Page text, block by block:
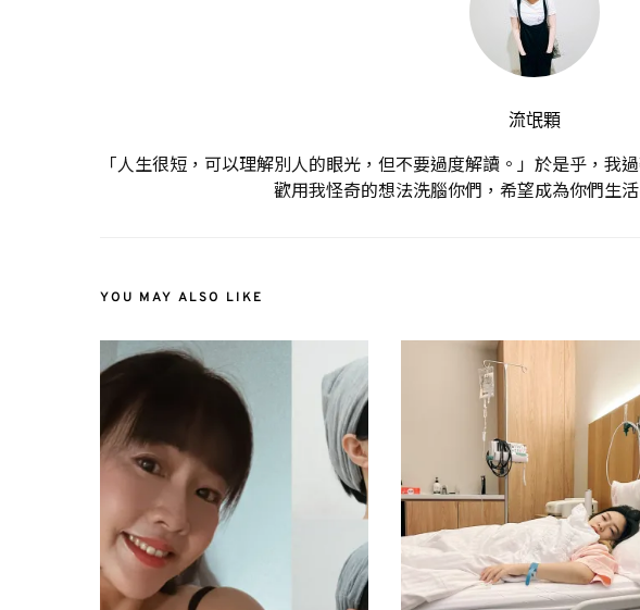
流氓顆
「人生很短，可以理解別人的眼光，但不要過度解讀。」於是乎，我
歡用我怪奇的想法洗腦你們，希望成為你們生
YOU MAY ALSO LIKE